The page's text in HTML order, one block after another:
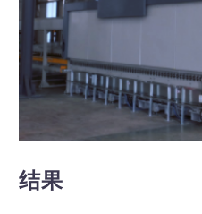
结果